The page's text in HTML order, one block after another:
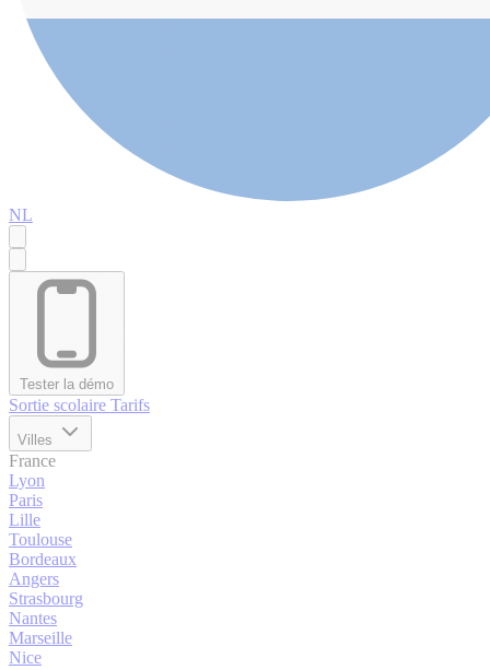
NL
Tester la démo
Sortie scolaire Tarifs
Villes
France
Lyon
Paris
Lille
Toulouse
Bordeaux
Angers
Strasbourg
Nantes
Marseille
Nice